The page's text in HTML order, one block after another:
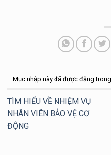
Mục nhập này đã được đăng trong
TÌM HIỂU VỀ NHIỆM VỤ
NHÂN VIÊN BẢO VỆ CƠ
ĐỘNG